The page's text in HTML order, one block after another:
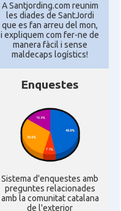
A Santjording.com reunim
les diades de SantJordi
que es fan arreu del mon,
i expliquem com fer-ne de
manera fàcil i sense
maldecaps logí­stics!
Enquestes
Sistema d'enquestes amb
preguntes relacionades
amb la comunitat catalana
de l'exterior